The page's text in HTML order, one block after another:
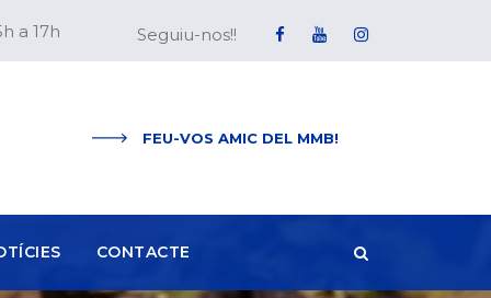
a 17h Seguiu-nos!!
FEU-VOS AMIC DEL MMB!
CONTACTE